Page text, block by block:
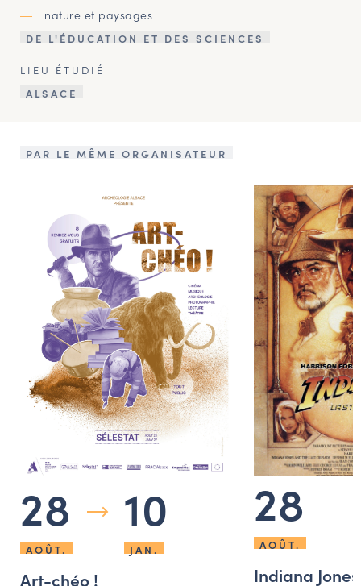
nature et paysages
DE L'ÉDUCATION ET DES SCIENCES
LIEU ÉTUDIÉ
ALSACE
PAR LE MÊME ORGANISATEUR
28
AOÛT.
10
JAN.
Art-chéo !
28
AOÛT.
Indiana